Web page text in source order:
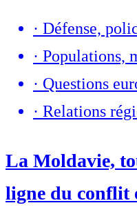
· Défense,
· Populations,
· Questions
· Relations
La Moldavie,
ligne du conflit